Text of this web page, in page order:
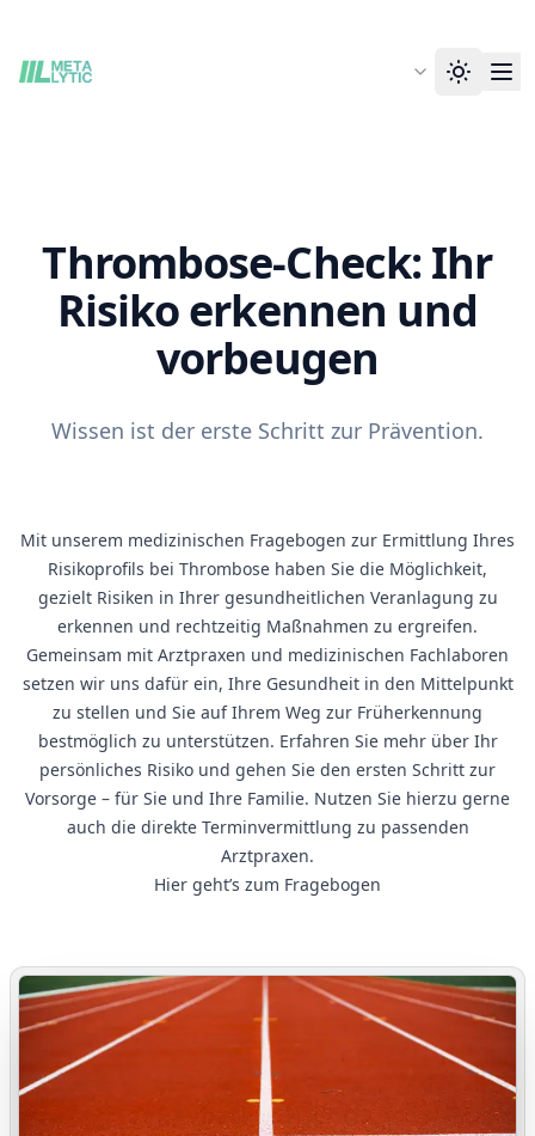
Thrombose-Check: Ihr
Risiko erkennen und
vorbeugen
Wissen ist der erste Schritt zur Prävention.
Mit unserem medizinischen Fragebogen zur Ermittlung Ihres
Risikoprofils bei Thrombose haben Sie die Möglichkeit,
gezielt Risiken in Ihrer gesundheitlichen Veranlagung zu
erkennen und rechtzeitig Maßnahmen zu ergreifen.
Gemeinsam mit Arztpraxen und medizinischen Fachlaboren
setzen wir uns dafür ein, Ihre Gesundheit in den Mittelpunkt
zu stellen und Sie auf Ihrem Weg zur Früherkennung
bestmöglich zu unterstützen. Erfahren Sie mehr über Ihr
persönliches Risiko und gehen Sie den ersten Schritt zur
Vorsorge – für Sie und Ihre Familie. Nutzen Sie hierzu gerne
auch die direkte Terminvermittlung zu passenden
Arztpraxen.
Hier geht’s zum Fragebogen